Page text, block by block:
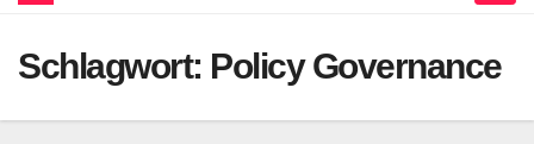
Schlagwort: Policy Governance